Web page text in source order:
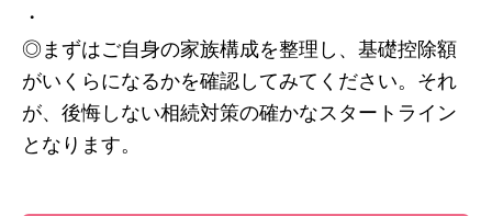
・
◎まずはご自身の家族構成を整理し、基礎控除額
がいくらになるかを確認してみてください。それ
が、後悔しない相続対策の確かなスタートライン
となります。